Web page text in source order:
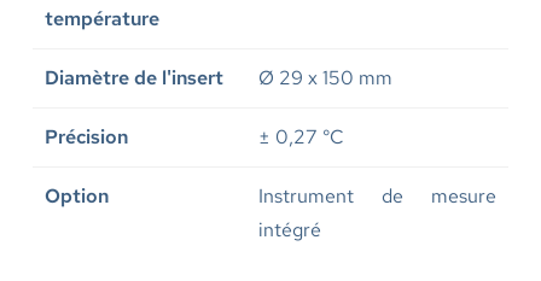
température
Diamètre de l'insert Ø 29 x 150 mm
Précision ± 0,27 °C
Option
Instrument de mesure
intégré